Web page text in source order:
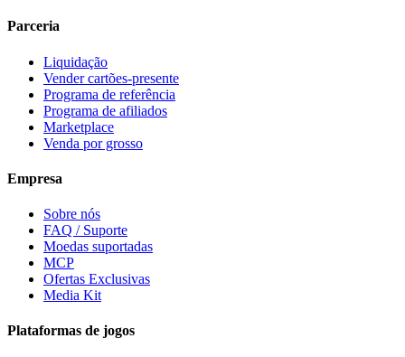
Parceria
Liquidação
Vender cartões-presente
Programa de referência
Programa de afiliados
Marketplace
Venda por grosso
Empresa
Sobre nós
FAQ / Suporte
Moedas suportadas
MCP
Ofertas Exclusivas
Media Kit
Plataformas de jogos